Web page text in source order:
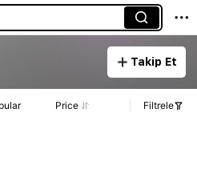
Takip Et
Price Filtrele